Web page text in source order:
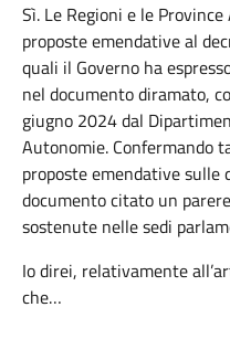
Sì. Le Regioni e le
proposte emendative al
quali il Governo ha
nel documento diramato,
giugno 2024 dal
Autonomie. Confermando
proposte emendative sulle
documento citato un
sostenute nelle sedi
Io direi, relativamente
che…